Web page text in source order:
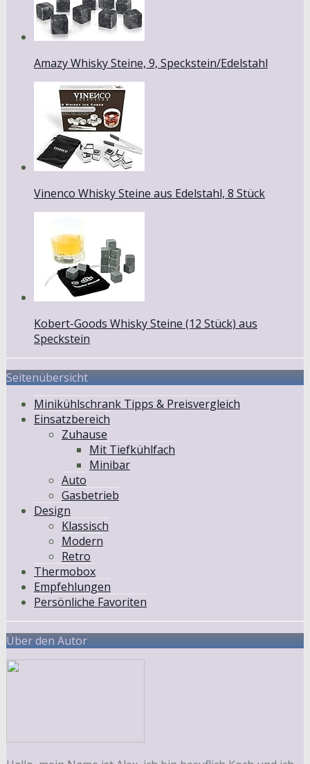
Amazy Whisky Steine, 9, Speckstein/Edelstahl
Vinenco Whisky Steine aus Edelstahl, 8 Stück
Kobert-Goods Whisky Steine (12 Stück) aus
Speckstein
Seitenübersicht
Minikühlschrank Tipps & Preisvergleich
Einsatzbereich
Zuhause
Mit Tiefkühlfach
Minibar
Auto
Gasbetrieb
Design
Klassisch
Modern
Retro
Thermobox
Empfehlungen
Persönliche Favoriten
Über den Autor